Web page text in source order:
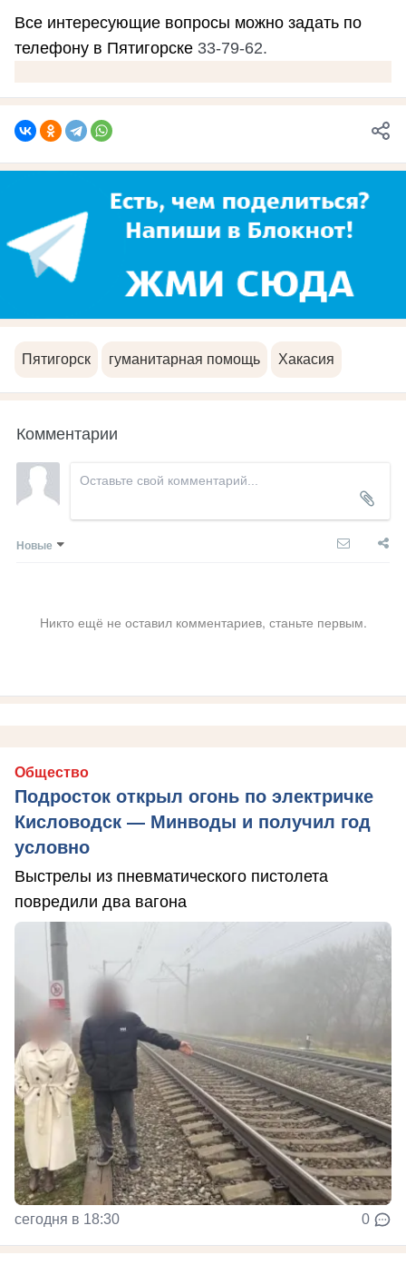
Все интересующие вопросы можно задать по
телефону в Пятигорске 33-79-62.
Пятигорск гуманитарная помощь Хакасия
Комментарии
Новые
Никто ещё не оставил комментариев, станьте первым.
Общество
Подросток открыл огонь по электричке
Кисловодск — Минводы и получил год
условно
Выстрелы из пневматического пистолета
повредили два вагона
сегодня в 18:30 0